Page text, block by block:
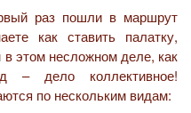
раз пошли в маршрут
как ставить палатку,
в этом несложном деле, как
– дело коллективное!
по нескольким видам: